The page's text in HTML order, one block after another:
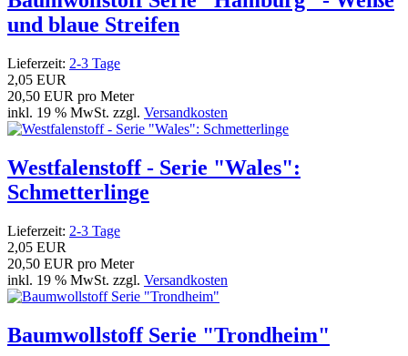
und blaue Streifen
Lieferzeit: 2-3 Tage
2,05 EUR
20,50 EUR pro Meter
inkl. 19 % MwSt. zzgl. Versandkosten
Westfalenstoff - Serie "Wales":
Schmetterlinge
Lieferzeit: 2-3 Tage
2,05 EUR
20,50 EUR pro Meter
inkl. 19 % MwSt. zzgl. Versandkosten
Baumwollstoff Serie "Trondheim"